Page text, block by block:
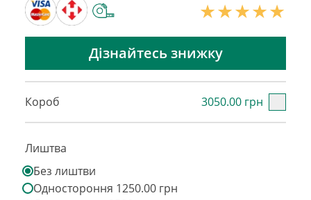
Дізнайтесь знижку
Короб 3050.00 грн
Лиштва
Без лиштви
Одностороння 1250.00 грн